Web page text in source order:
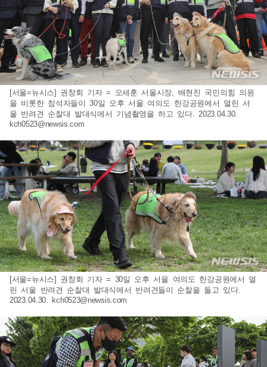
[서울=뉴시스] 권창회 기자 = 오세훈 서울시장, 배현진 국민의힘 의원
을 비롯한 참석자들이 30일 오후 서울 여의도 한강공원에서 열린 서
울 반려견 순찰대 발대식에서 기념촬영을 하고 있다. 2023.04.30.
kch0523@newsis.com
[서울=뉴시스] 권창회 기자 = 30일 오후 서울 여의도 한강공원에서 열
린 서울 반려견 순찰대 발대식에서 반려견들이 순찰을 돌고 있다.
2023.04.30.
kch0523@newsis.com